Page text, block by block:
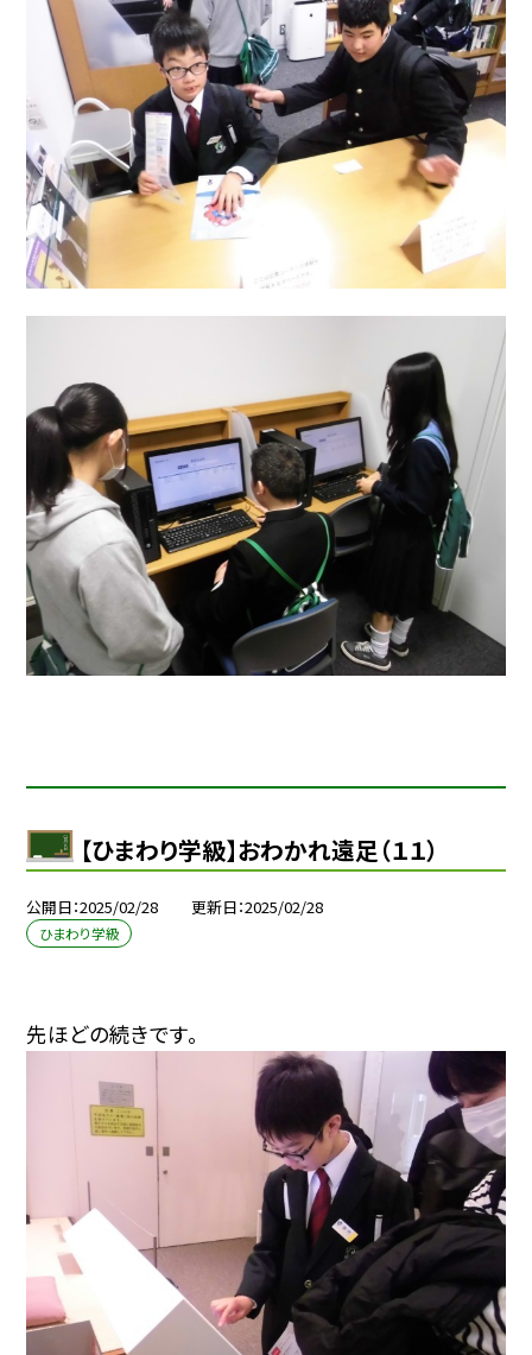
【ひまわり学級】おわかれ遠足（１１）
公開日 2025/02/28 更新日 2025/02/28
ひまわり学級
先ほどの続きです。